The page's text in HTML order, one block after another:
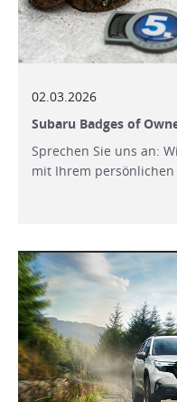
02.03.2026
Subaru Badges of
Sprechen Sie uns an:
mit Ihrem persönlichen